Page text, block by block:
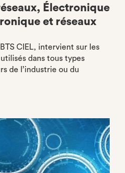
Électronique
et réseaux
CIEL, intervient sur les
dans tous types
de l’industrie ou du